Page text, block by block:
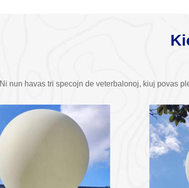
Ni nun havas tri specojn de veterbalonoj, kiuj povas